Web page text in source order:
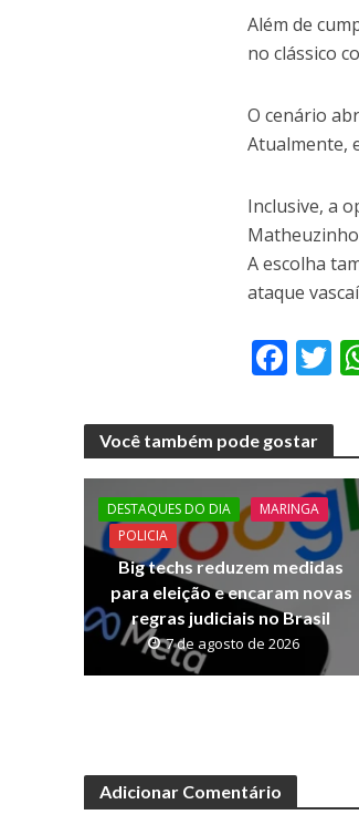
Além de
no clássico
O cenário
Atualmente,
Inclusive, a
A escolha
ataque
F
e
b
o
o
k
T
itt
Você também pode gostar
DESTAQUES DO DIA
MARINGA
POLICIA
Big techs reduzem medidas
para eleição e encaram novas
regras judiciais no Brasil
7 de agosto de 2026
Adicionar Comentário